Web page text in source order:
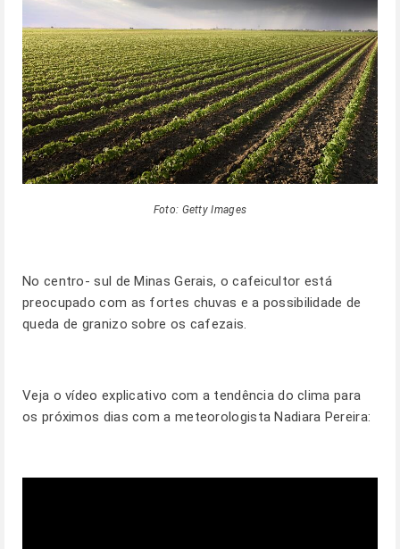
Foto: Getty Images
No centro- sul de Minas Gerais, o cafeicultor está
preocupado com as fortes chuvas e a possibilidade de
queda de granizo sobre os cafezais.
Veja o vídeo explicativo com a tendência do clima para
os próximos dias com a meteorologista Nadiara Pereira: